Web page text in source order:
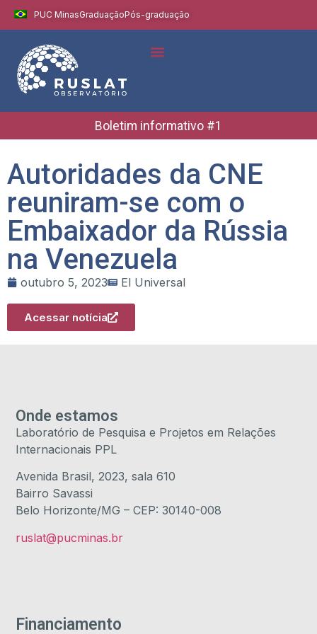
PUC MinasGraduaçãoPós-graduação
Boletim informativo #1
Autoridades da CNE
reuniram-se com o
Embaixador da Rússia
na Venezuela
outubro 5, 2023 El Universal
Acessar notícia
Financiamento
Onde estamos
Laboratório de Pesquisa e Projetos em Relações
Internacionais PPL
Avenida Brasil, 2023, sala 610
Bairro Savassi
Belo Horizonte/MG – CEP: 30140-008
ruslat@pucminas.br